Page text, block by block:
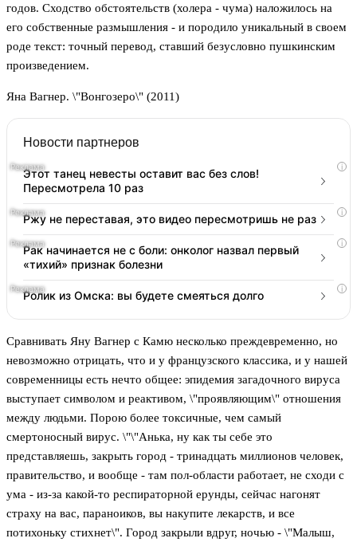
годов. Сходство обстоятельств (холера - чума) наложилось на
его собственные размышления - и породило уникальный в своем
роде текст: точный перевод, ставший безусловно пушкинским
произведением.
Яна Вагнер. \"Вонгозеро\" (2011)
Новости партнеров
i
Этот танец невесты оставит вас без слов!
Пересмотрела 10 раз
i
Ржу не переставая, это видео пересмотришь не раз
i
Рак начинается не с боли: онколог назвал первый
«тихий» признак болезни
i
Ролик из Омска: вы будете смеяться долго
Сравнивать Яну Вагнер с Камю несколько преждевременно, но
невозможно отрицать, что и у французского классика, и у нашей
современницы есть нечто общее: эпидемия загадочного вируса
выступает символом и реактивом, \"проявляющим\" отношения
между людьми. Порою более токсичные, чем самый
смертоносный вирус. \"\"Анька, ну как ты себе это
представляешь, закрыть город - тринадцать миллионов человек,
правительство, и вообще - там пол-области работает, не сходи с
ума - из-за какой-то респираторной ерунды, сейчас нагонят
страху на вас, параноиков, вы накупите лекарств, и все
потихоньку стихнет\". Город закрыли вдруг, ночью - \"Малыш,